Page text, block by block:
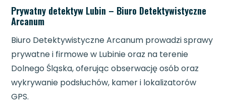
Prywatny detektyw Lubin – Biuro Detektywistyczne
Arcanum
Biuro Detektywistyczne Arcanum prowadzi sprawy
prywatne i firmowe w Lubinie oraz na terenie
Dolnego Śląska, oferując obserwację osób oraz
wykrywanie podsłuchów, kamer i lokalizatorów
GPS.